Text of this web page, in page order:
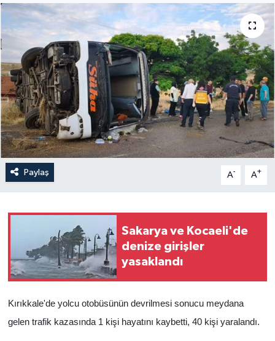
Paylaş A- A+
Sakarya ve Kocaeli'de
denize girişler
yasaklandı
Kırıkkale'de yolcu otobüsünün devrilmesi sonucu meydana
gelen trafik kazasında 1 kişi hayatını kaybetti, 40 kişi yaralandı.
Spor
Yaşam
Anali̇z
Bi̇li̇m & Teknoloji̇
Dünya
Eği̇ti̇m